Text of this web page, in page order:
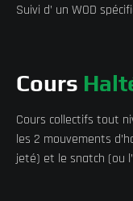
Suivi d’ un WOD
Cours
Cours collectifs tout
les 2 mouvements
jeté) et le snatch (ou